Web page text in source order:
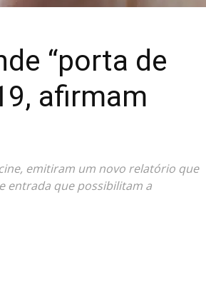
“porta de
afirmam
emitiram um novo relatório que
entrada que possibilitam a